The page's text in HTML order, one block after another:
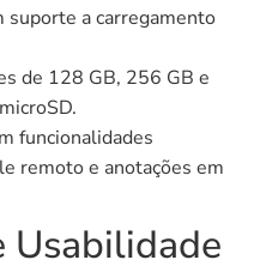
suporte a carregamento
de 128 GB, 256 GB e
funcionalidades
remoto e anotações em
Usabilidade